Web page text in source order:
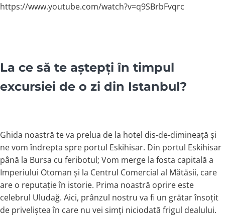
https://www.youtube.com/watch?v=q9SBrbFvqrc
La ce să te aștepți în timpul
excursiei de o zi din Istanbul?
Ghida noastră te va prelua de la hotel dis-de-dimineață și
ne vom îndrepta spre portul Eskihisar. Din portul Eskihisar
până la Bursa cu feribotul; Vom merge la fosta capitală a
Imperiului Otoman și la Centrul Comercial al Mătăsii, care
are o reputație în istorie. Prima noastră oprire este
celebrul Uludağ. Aici, prânzul nostru va fi un grătar însoțit
de priveliștea în care nu vei simți niciodată frigul dealului.